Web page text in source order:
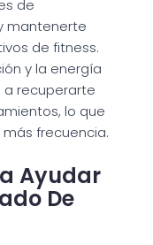
de
mantenerte
de fitness.
y la energía
recuperarte
lo que
frecuencia.
Ayudar
De